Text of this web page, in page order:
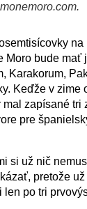
Moro bude mať
Karakorum,
Keďže v zime
zapísané tri
pre
si už nič
pretože
po tri